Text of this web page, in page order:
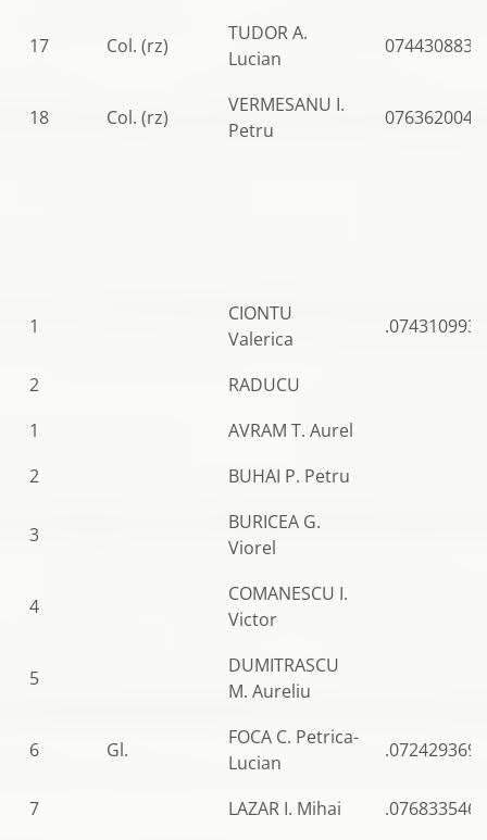
17 Col. (rz)
TUDOR A.
Lucian
0744308833
18 Col. (rz)
VERMESANU I.
Petru
0763620041
1
CIONTU
Valerica
.0743109938
2
RADUCU
1
AVRAM T. Aurel
2
BUHAI P. Petru
3
BURICEA G.
Viorel
4
COMANESCU I.
Victor
5
DUMITRASCU
M. Aureliu
6 Gl.
FOCA C. Petrica-
Lucian
.0724293696
7 LAZAR I. Mihai
.0768335463